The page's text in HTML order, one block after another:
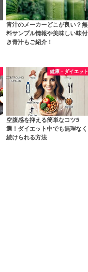
青汁のメーカーどこが良い？無
料サンプル情報や美味しい味付
き青汁もご紹介！
健康・ダイエット
空腹感を抑える簡単なコツ5
選！ダイエット中でも無理なく
続けられる方法